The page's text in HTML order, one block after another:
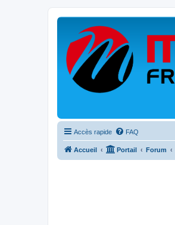
Accès rapide FAQ
Accueil Portail Forum